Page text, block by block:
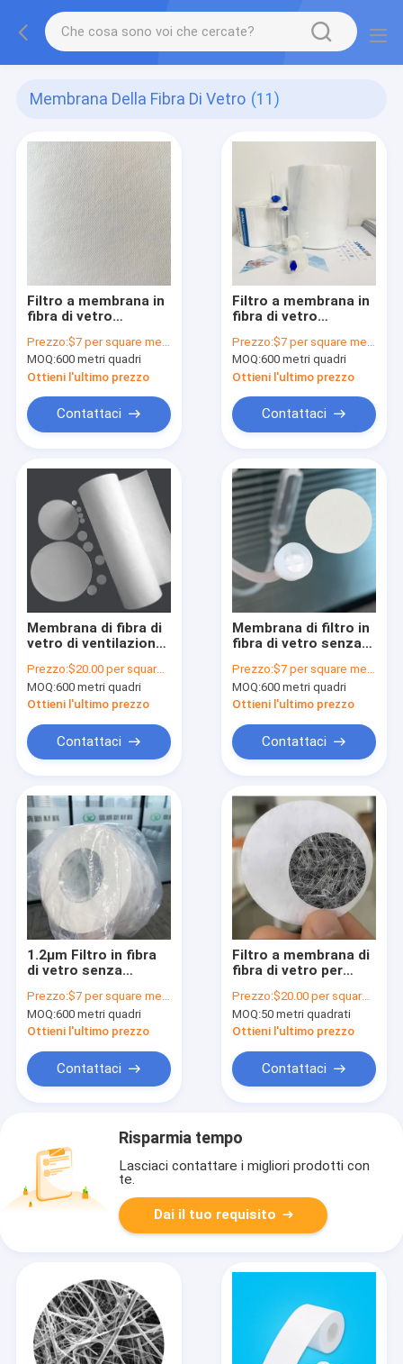
Membrana Della Fibra Di Vetro (11)
Filtro a membrana in
fibra di vetro
0,7 μm senza legante
Prezzo:$7 per square meter
MOQ:600 metri quadri
Ottieni l'ultimo prezzo
Contattaci
Filtro a membrana in
fibra di vetro
ventilazione per
infusione IV
Prezzo:$7 per square meter
MOQ:600 metri quadri
Ottieni l'ultimo prezzo
Contattaci
Membrana di fibra di
vetro di ventilazione
Membrana di
filtrazione del gas
Prezzo:$20.00 per square meter
MOQ:600 metri quadri
Ottieni l'ultimo prezzo
Contattaci
Membrana di filtro in
fibra di vetro senza
Prezzo:$7 per square meter
MOQ:600 metri quadri
Ottieni l'ultimo prezzo
Contattaci
1.2μm Filtro in fibra
di vetro senza
ventilazione di grado
medico
Prezzo:$7 per square meter
MOQ:600 metri quadri
Ottieni l'ultimo prezzo
Contattaci
Filtro a membrana di
fibra di vetro per
aria
Prezzo:$20.00 per square meter
MOQ:50 metri quadrati
Ottieni l'ultimo prezzo
Contattaci
Risparmia tempo
Lasciaci contattare i migliori prodotti con
te.
Dai il tuo requisito